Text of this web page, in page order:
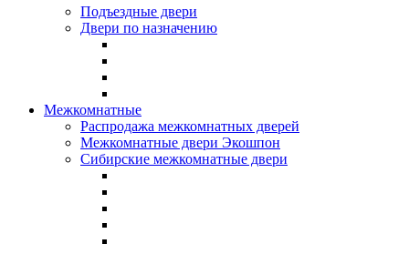
Подъездные двери
Двери по назначению
Межкомнатные
Распродажа межкомнатных дверей
Межкомнатные двери Экошпон
Сибирские межкомнатные двери